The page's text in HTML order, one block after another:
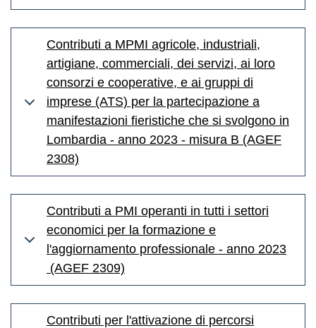
Contributi a MPMI agricole, industriali,
artigiane, commerciali, dei servizi, ai loro
consorzi e cooperative, e ai gruppi di
imprese (ATS) per la partecipazione a
manifestazioni fieristiche che si svolgono in
Lombardia - anno 2023 - misura B (AGEF
2308)
Contributi a PMI operanti in tutti i settori
economici per la formazione e
l'aggiornamento professionale - anno 2023
(AGEF 2309)
Contributi per l'attivazione di percorsi